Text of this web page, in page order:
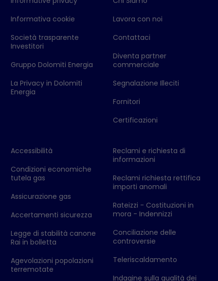
Informativa cookie
Società trasparente
Investitori
Gruppo Dolomiti Energia
La Privacy in Dolomiti
Energia
Lavora con noi
Contattaci
Diventa partner
commerciale
Segnalazione Illeciti
Fornitori
Certificazioni
Accessibilità
Condizioni economiche
tutela gas
Assicurazione gas
Accertamenti sicurezza
Legge di stabilità canone
Rai in bolletta
Agevolazioni popolazioni
terremotate
Reclami e richiesta di
informazioni
Reclami richiesta rettifica
importi anomali
Rateizzi - Costituzioni in
mora - Indennizzi
Conciliazione delle
controversie
Teleriscaldamento
Indagine sulla qualità dei